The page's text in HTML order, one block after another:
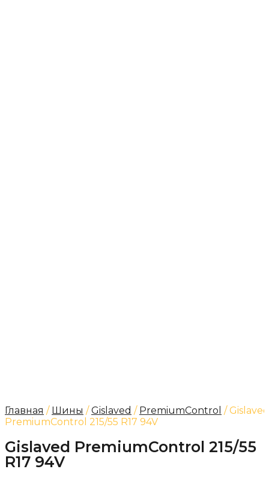
Главная / Шины /Gislaved / PremiumControl / Gislaved
PremiumControl 215/55 R17 94V
Gislaved PremiumControl 215/55
R17 94V